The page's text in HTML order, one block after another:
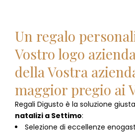
Un regalo
Vostro logo
della Vostra
maggior pregio ai
Regali Digusto è la soluzione
natalizi a Settimo:
Selezione di eccellenze